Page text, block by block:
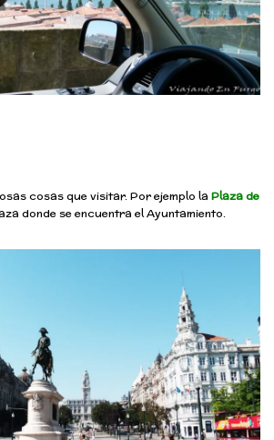
cosas que visitar. Por ejemplo la Plaza de
donde se encuentra el Ayuntamiento.